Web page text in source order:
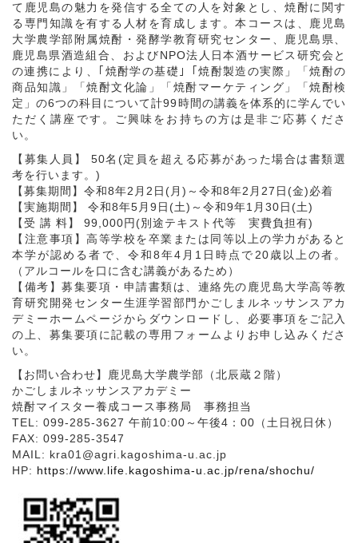
て鹿児島の魅力を発信する全ての人を対象とし、焼酎に関す
る専門知識を有する人材を育成します。本コースは、鹿児島
大学農学部附属焼酎・発酵学教育研究センター、鹿児島県、
鹿児島県酒造組合、およびNPO法人日本酒サービス研究会と
の連携により、｢焼酎学の基礎｣「焼酎製造の実際」「焼酎の
商品知識」「焼酎文化論」「焼酎マーケティング」「焼酎検
定」の6つの科目について計99時間の講義を体系的に学んでい
ただく講座です。ご興味をお持ちの方は是非ご応募くださ
い。
【募集人員】 50名(定員を超える応募があった場合は書類選
考を行います。)
【募集期間】令和8年2月2日(月)～令和8年2月27日(金)必着
【実施期間】 令和8年5月9日(土)～令和9年1月30日(土)
【受 講 料】 99,000円(別途テキスト代等 実費負担有)
【注意事項】高等学校を卒業または同等以上の学力があると
本学が認める者で、令和8年4月1日時点で20歳以上の者。
（アルコールを口に含む講義があるため）
【備考】募集要項・申請書類は、連絡先の鹿児島大学高等教
育研究開発センター生涯学習部門かごしまルネッサンスアカ
デミーホームページからダウンロードし、必要事項をご記入
の上、募集要項に記載の専用フォームよりお申し込みくださ
い。
【お問い合わせ】鹿児島大学農学部（北辰蔵２階）
かごしまルネッサンスアカデミー
焼酎マイスター養成コース事務局 事務担当
TEL: 099-285-3627 午前10:00～午後4：00（土日祝日休）
FAX: 099-285-3547
MAIL: kra01@agri.kagoshima-u.ac.jp
HP: https://www.life.kagoshima-u.ac.jp/rena/shochu/